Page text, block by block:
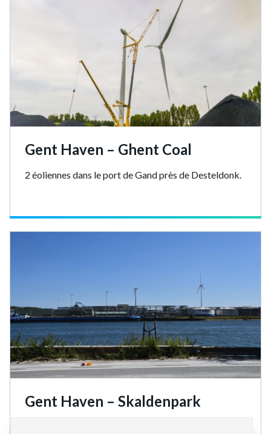
Gent Haven – Ghent Coal
2 éoliennes dans le port de Gand près de Desteldonk.
Gent Haven – Skaldenpark